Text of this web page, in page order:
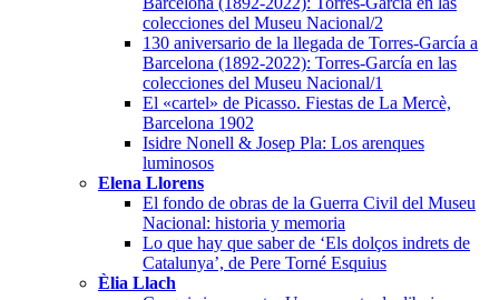
colecciones del Museu Nacional/2
130 aniversario de la llegada de Torres-García a
Barcelona (1892-2022): Torres-García en las
colecciones del Museu Nacional/1
El «cartel» de Picasso. Fiestas de La Mercè,
Barcelona 1902
Isidre Nonell & Josep Pla: Los arenques
luminosos
Elena Llorens
El fondo de obras de la Guerra Civil del Museu
Nacional: historia y memoria
Lo que hay que saber de ‘Els dolços indrets de
Catalunya’, de Pere Torné Esquius
Èlia Llach